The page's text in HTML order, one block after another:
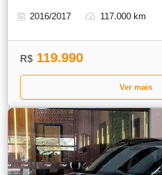
2016/2017 117.000 km
R$ 119.990
Ver mais